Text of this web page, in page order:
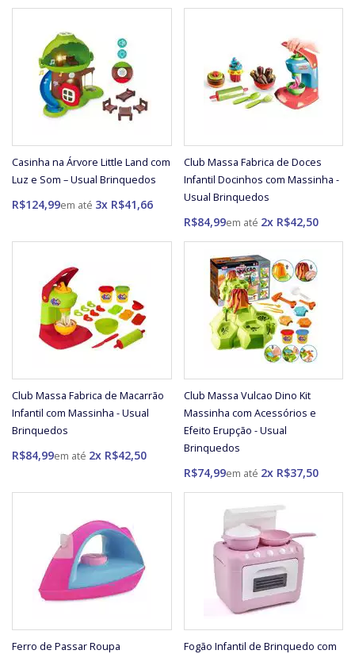
Casinha na Árvore Little Land com
Luz e Som – Usual Brinquedos
R$124,99 3x R$41,66
Club Massa Fabrica de Doces
Infantil Docinhos com Massinha -
Usual Brinquedos
R$84,99 2x R$42,50
Club Massa Fabrica de Macarrão
Infantil com Massinha - Usual
Brinquedos
R$84,99 2x R$42,50
Club Massa Vulcao Dino Kit
Massinha com Acessórios e
Efeito Erupção - Usual
Brinquedos
R$74,99 2x R$37,50
Ferro de Passar Roupa
Fogão Infantil de Brinquedo com